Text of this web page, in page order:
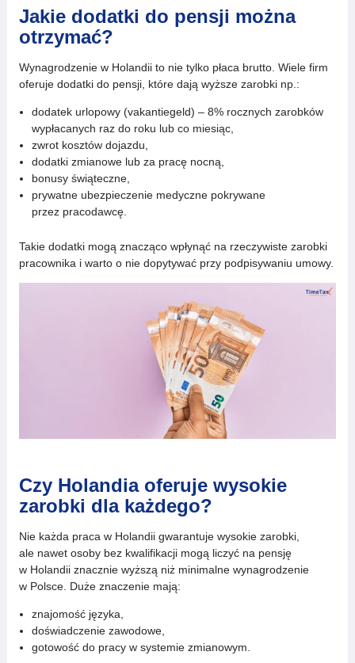
Jakie dodatki do pensji można
otrzymać?
Wynagrodzenie w Holandii to nie tylko płaca brutto. Wiele firm
oferuje dodatki do pensji, które dają wyższe zarobki np.:
dodatek urlopowy (vakantiegeld) – 8% rocznych zarobków
wypłacanych raz do roku lub co miesiąc,
zwrot kosztów dojazdu,
dodatki zmianowe lub za pracę nocną,
bonusy świąteczne,
prywatne ubezpieczenie medyczne pokrywane
przez pracodawcę.
Takie dodatki mogą znacząco wpłynąć na rzeczywiste zarobki
pracownika i warto o nie dopytywać przy podpisywaniu umowy.
Czy Holandia oferuje wysokie
zarobki dla każdego?
Nie każda praca w Holandii gwarantuje wysokie zarobki,
ale nawet osoby bez kwalifikacji mogą liczyć na pensję
w Holandii znacznie wyższą niż minimalne wynagrodzenie
w Polsce. Duże znaczenie mają:
znajomość języka,
doświadczenie zawodowe,
gotowość do pracy w systemie zmianowym.